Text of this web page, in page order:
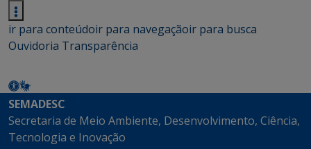
ir para conteúdoir para navegaçãoir para busca
Ouvidoria Transparência
SEMADESC
Secretaria de Meio Ambiente, Desenvolvimento, Ciência,
Tecnologia e Inovação